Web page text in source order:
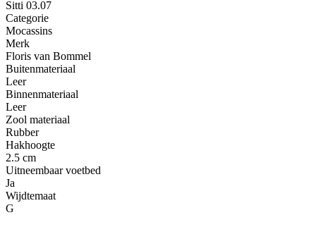
Sitti 03.07
Categorie
Mocassins
Merk
Floris van Bommel
Buitenmateriaal
Leer
Binnenmateriaal
Leer
Zool materiaal
Rubber
Hakhoogte
2.5 cm
Uitneembaar voetbed
Ja
Wijdtemaat
G